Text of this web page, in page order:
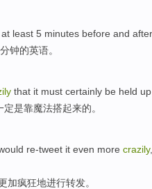
at least 5 minutes before and
分钟的英语。
that it must certainly be held up
定是靠魔法搭起来的。
re-tweet it even more crazily
加疯狂地进行转发。